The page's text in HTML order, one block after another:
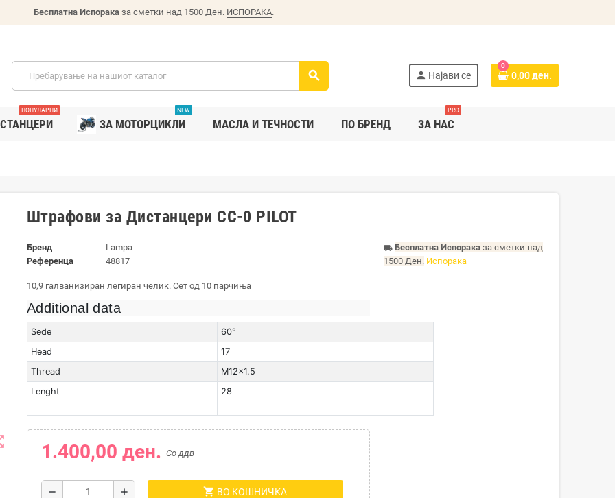
Бесплатна Испорака за сметки над 1500 Ден. ИСПОРАКА.
search person Најави се
0
0,00 ден.
ПОПУЛАРНИ
ЗА МОТОРЦИКЛИ
NEW
MАСЛА И ТЕЧНОСТИ ПО БРЕНД ЗА НАС
PRO
Штрафови за Дистанцери CC-0 PILOT
Бренд
Lampa
Референца
48817
10,9 галванизиран легиран челик. Сет од 10 парчиња
Additional data
Sede
60°
Head
17
Thread
M12x1.5
Lenght
28
1.400,00 ден. Со ддв
remove add shopping_cart ВО КОШНИЧКА
local_shipping Бесплатна Испораказа сметки над
1500 Ден. Испорака